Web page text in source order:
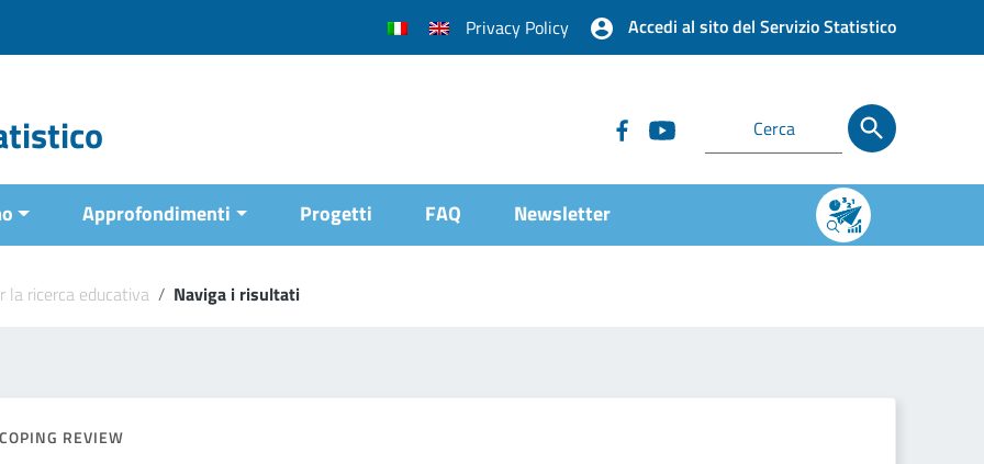
Privacy Policy Accedi al sito del Servizio Statistico
Approfondimenti Progetti FAQ Newsletter
la ricerca educativa / Naviga i risultati
REVIEW